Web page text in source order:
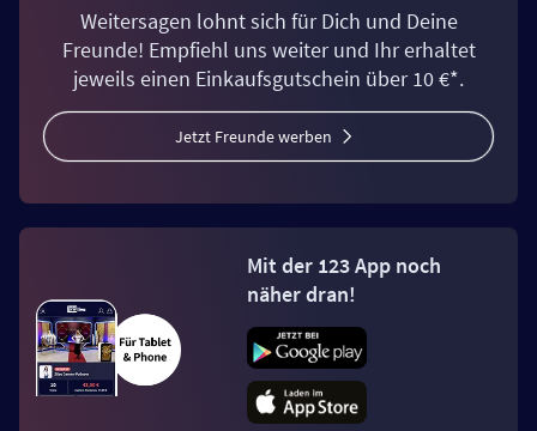
Weitersagen lohnt sich für Dich und Deine
Freunde! Empfiehl uns weiter und Ihr erhaltet
jeweils einen Einkaufsgutschein über 10 €*.
Jetzt Freunde werben
Mit der 123 App noch
näher dran!